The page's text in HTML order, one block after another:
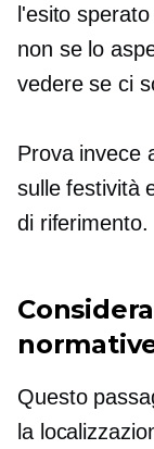
l'esito
non se lo
vedere se ci
Prova invece
sulle festività
di riferimento.
Questo
la